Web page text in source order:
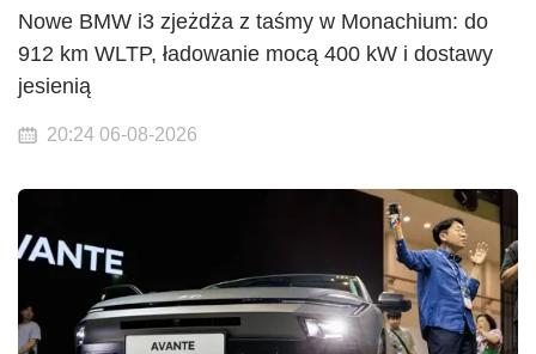
Nowe BMW i3 zjeżdża z taśmy w Monachium: do
912 km WLTP, ładowanie mocą 400 kW i dostawy
jesienią
20:24 06-08-2026